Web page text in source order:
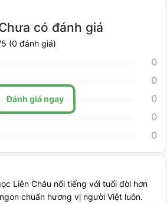
có đánh giá
(0 đánh giá)
Đánh giá ngay
0
0
0
0
0
Liên Châu nổi tiếng với tuổi đời hơn
chuẩn hương vị người Việt luôn.